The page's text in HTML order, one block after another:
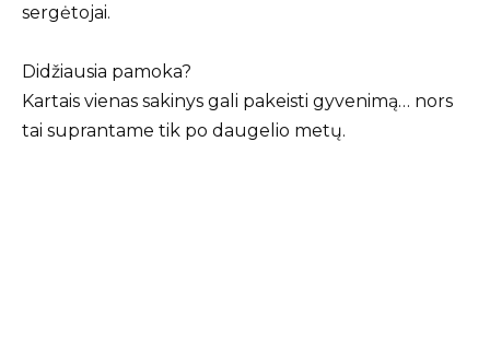
sergėtojai.
Didžiausia pamoka?
Kartais vienas sakinys gali pakeisti gyvenimą… nors
tai suprantame tik po daugelio metų.